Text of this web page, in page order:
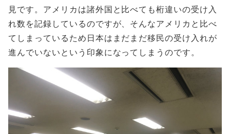
見です。アメリカは諸外国と比べても桁違いの受け入
れ数を記録しているのですが、そんなアメリカと比べ
てしまっているため日本はまだまだ移民の受け入れが
進んでいないという印象になってしまうのです。